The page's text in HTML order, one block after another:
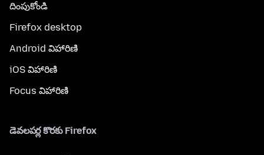
దింపుకోండి
Firefox desktop
Android విహారిణి
iOS విహారిణి
Focus విహారిణి
డెవలపర్ల కొరకు Firefox